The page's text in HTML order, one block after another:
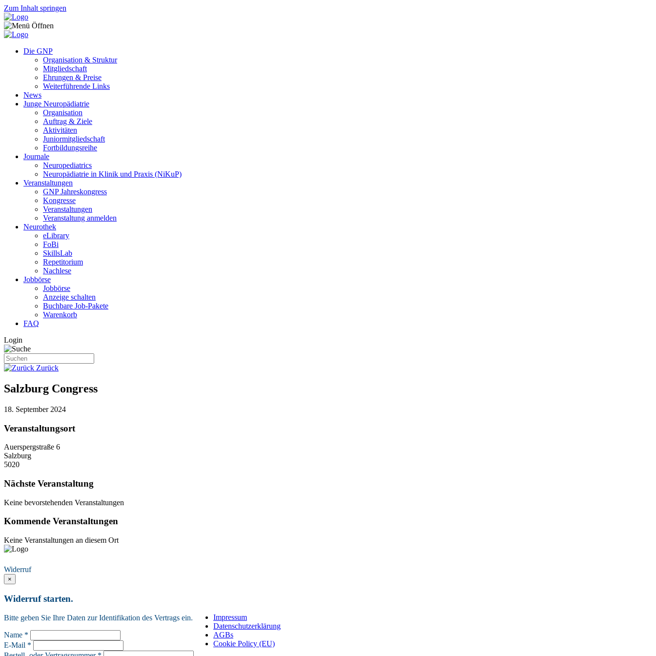
Zum Inhalt springen
Die GNP
Organisation & Struktur
Mitgliedschaft
Ehrungen & Preise
Weiterführende Links
News
Junge Neuropädiatrie
Organisation
Auftrag & Ziele
Aktivitäten
Juniormitgliedschaft
Fortbildungsreihe
Journale
Neuropediatrics
Neuropädiatrie in Klinik und Praxis (NiKuP)
Veranstaltungen
GNP Jahreskongress
Kongresse
Veranstaltungen
Veranstaltung anmelden
Neurothek
eLibrary
FoBi
SkillsLab
Repetitorium
Nachlese
Jobbörse
Jobbörse
Anzeige schalten
Buchbare Job-Pakete
Warenkorb
FAQ
Login
Zurück
Salzburg Congress
18. September 2024
Veranstaltungsort
Auerspergstraße 6
Salzburg
5020
Nächste Veranstaltung
Keine bevorstehenden Veranstaltungen
Kommende Veranstaltungen
Keine Veranstaltungen an diesem Ort
Widerruf
×
Widerruf starten.
Bitte geben Sie Ihre Daten zur Identifikation des Vertrags ein.
Name *
E-Mail *
Impressum
Datenschutzerklärung
AGBs
Cookie Policy (EU)